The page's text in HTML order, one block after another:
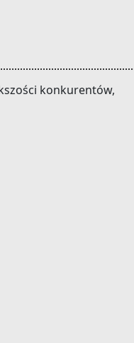
konkurentów,